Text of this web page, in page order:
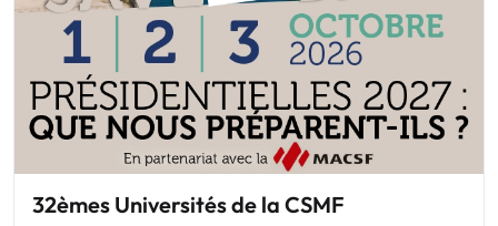
32èmes Universités de la CSMF